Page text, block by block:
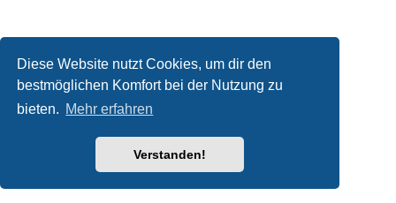
Diese Website nutzt Cookies, um dir den
bestmöglichen Komfort bei der Nutzung zu
bieten. Mehr erfahren
Verstanden!